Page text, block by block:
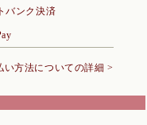
バンク決済
い方法についての詳細 >